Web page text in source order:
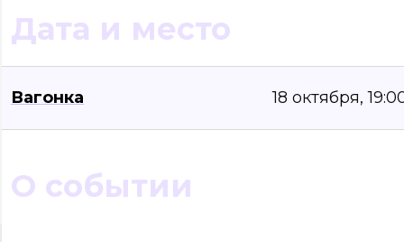
Дата и место
Вагонка 18 октября,
О событии